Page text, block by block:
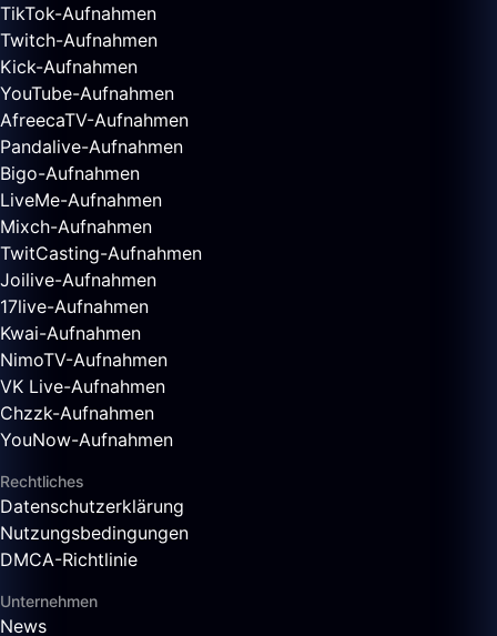
TikTok-Aufnahmen
Twitch-Aufnahmen
Kick-Aufnahmen
YouTube-Aufnahmen
AfreecaTV-Aufnahmen
Pandalive-Aufnahmen
Bigo-Aufnahmen
LiveMe-Aufnahmen
Mixch-Aufnahmen
TwitCasting-Aufnahmen
Joilive-Aufnahmen
17live-Aufnahmen
Kwai-Aufnahmen
NimoTV-Aufnahmen
VK Live-Aufnahmen
Chzzk-Aufnahmen
YouNow-Aufnahmen
Rechtliches
Datenschutzerklärung
Nutzungsbedingungen
DMCA-Richtlinie
Unternehmen
News